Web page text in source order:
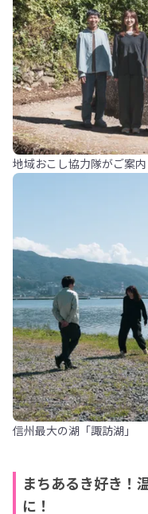
地域おこし協力隊がご案内
信州最大の湖「諏訪湖」
まちあるき好き！
に！